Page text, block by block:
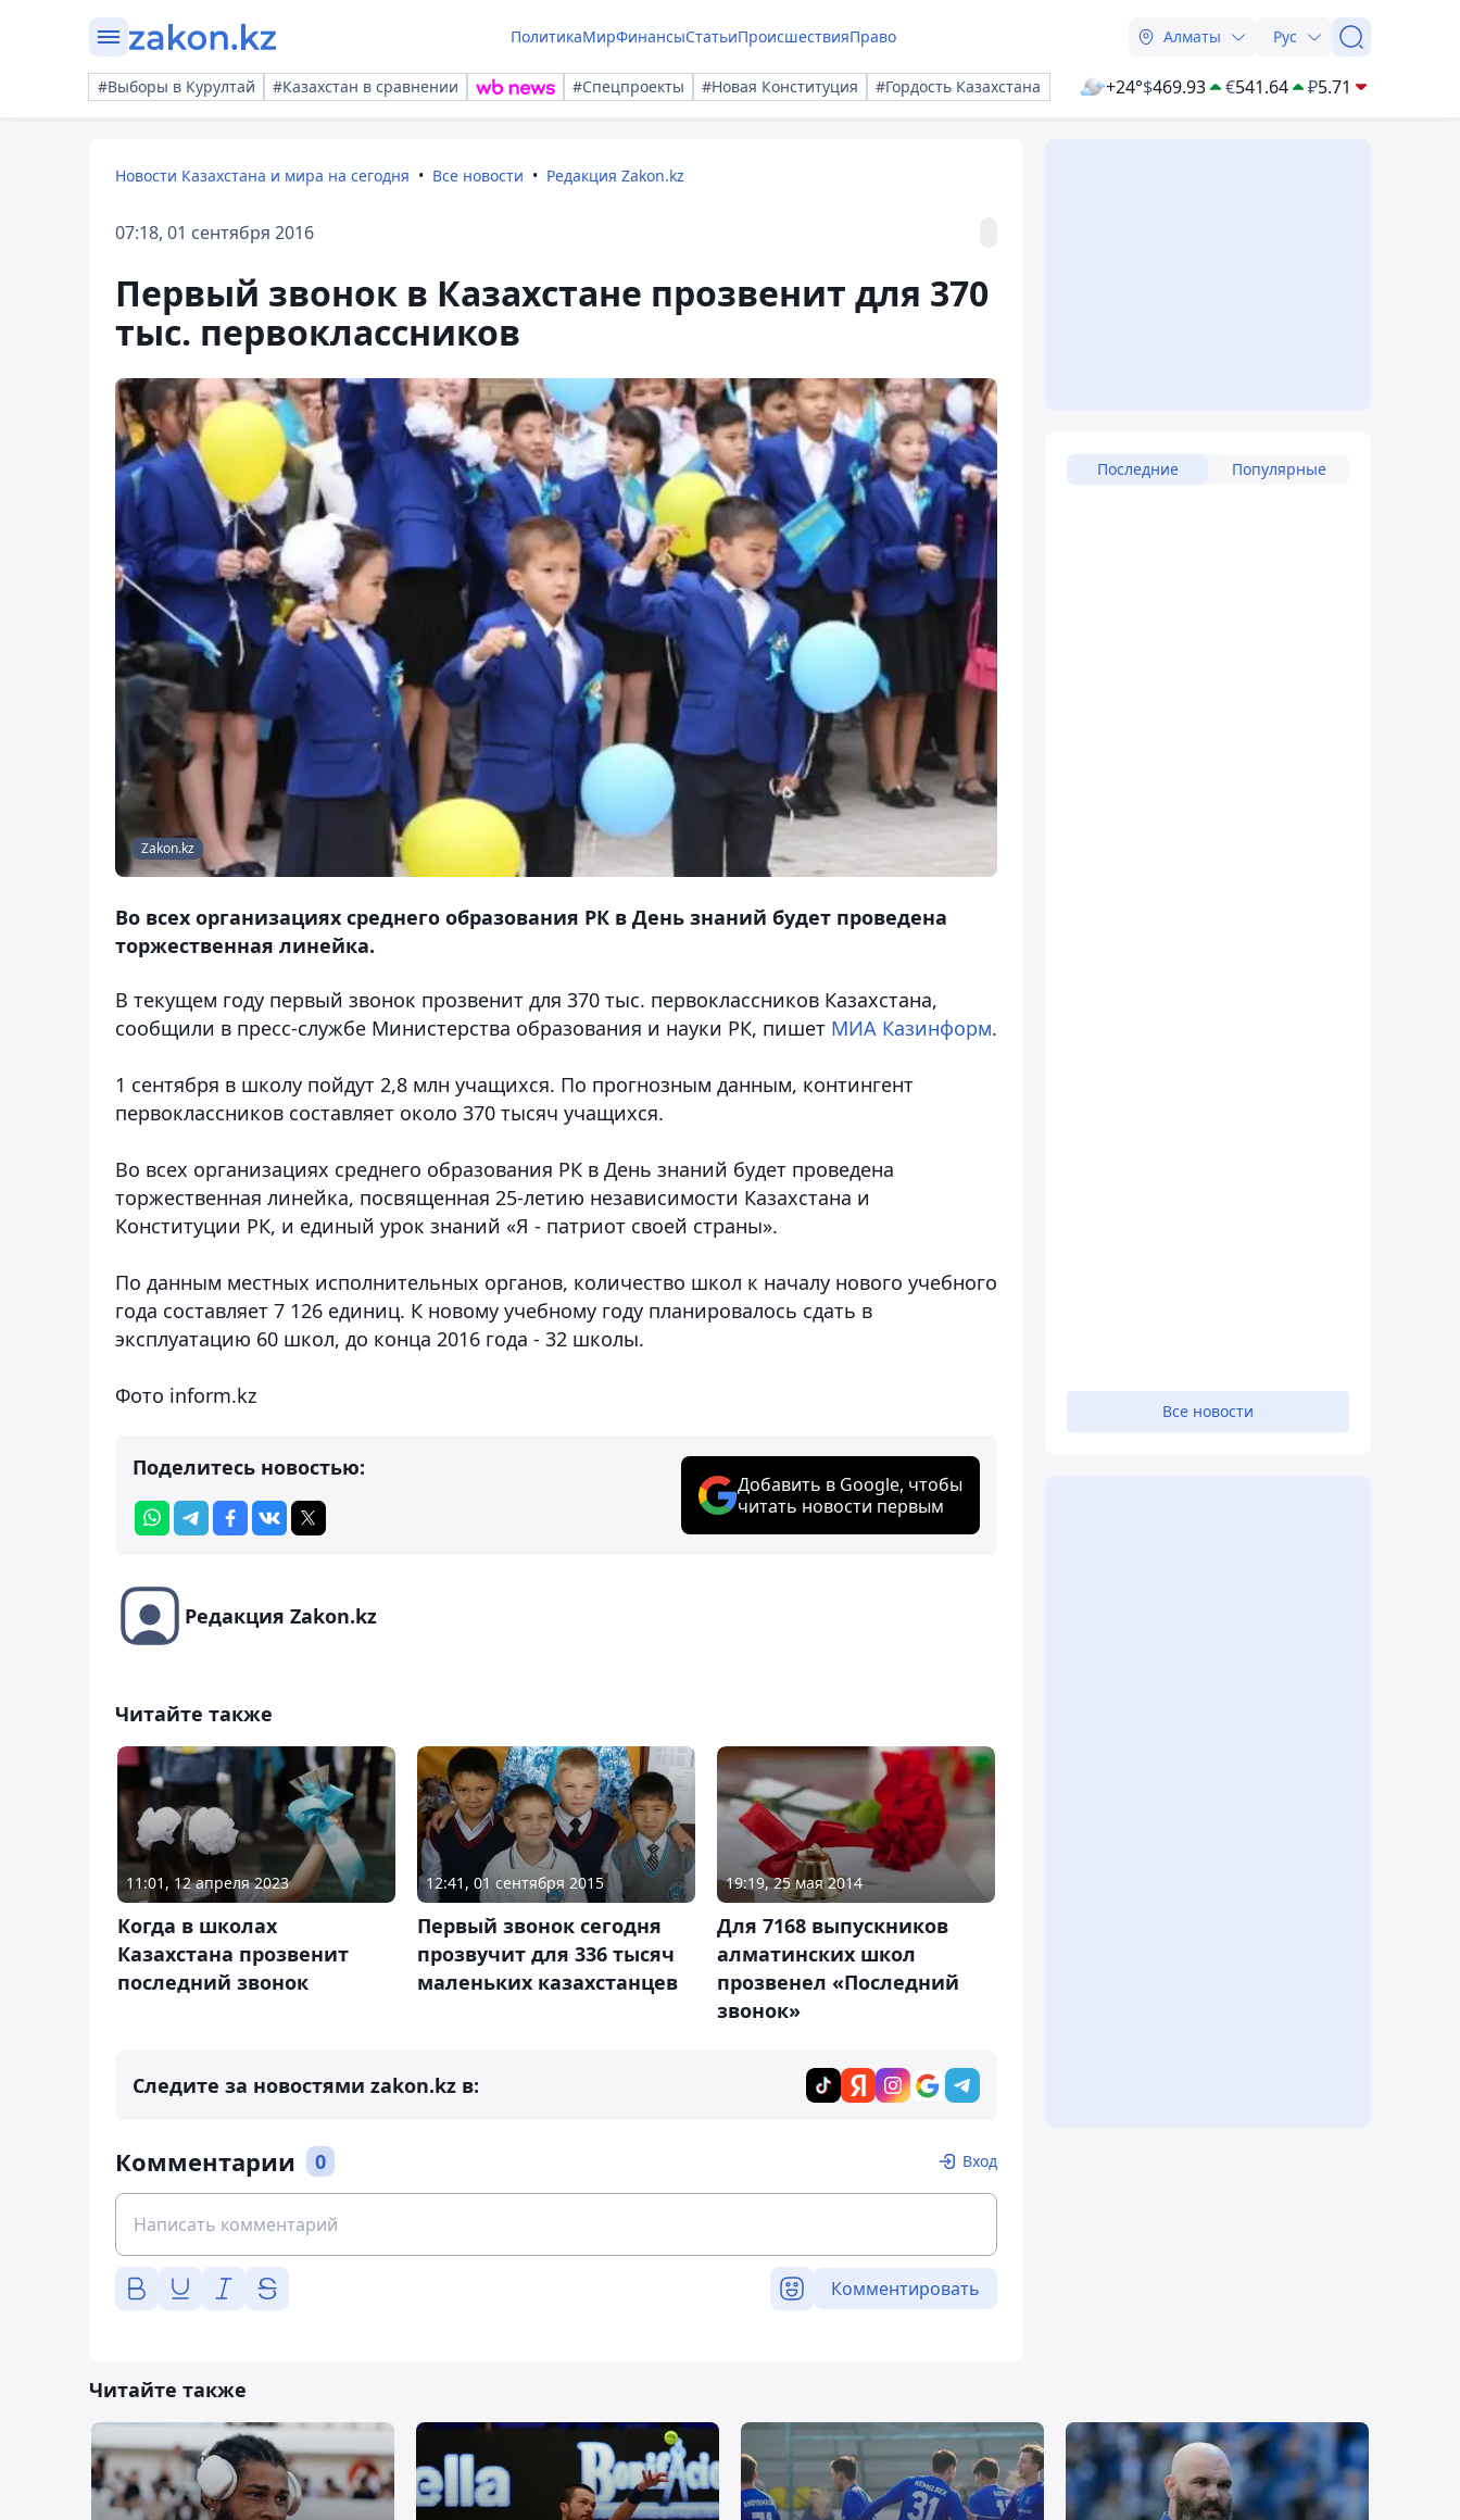
ПолитикаМирФинансыСтатьиПроисшествияПраво Алматы Рус
#Выборы в Курултай #Казахстан в сравнении #Спецпроекты #Новая Конституция #Гордость Казахстана +24°$469.93 €541.64 ₽5.71
Новости Казахстана и мира на сегодня Все новости Редакция Zakon.kz
07:18, 01 сентября 2016
Первый звонок в Казахстане прозвенит для 370
тыс. первоклассников
Zakon.kz
Во всех организациях среднего образования РК в День знаний будет проведена
торжественная линейка.
В текущем году первый звонок прозвенит для 370 тыс. первоклассников Казахстана,
сообщили в пресс-службе Министерства образования и науки РК, пишет МИА Казинформ.
1 сентября в школу пойдут 2,8 млн учащихся. По прогнозным данным, контингент
первоклассников составляет около 370 тысяч учащихся.
Во всех организациях среднего образования РК в День знаний будет проведена
торжественная линейка, посвященная 25-летию независимости Казахстана и
Конституции РК, и единый урок знаний «Я - патриот своей страны».
По данным местных исполнительных органов, количество школ к началу нового учебного
года составляет 7 126 единиц. К новому учебному году планировалось сдать в
эксплуатацию 60 школ, до конца 2016 года - 32 школы.
Фото inform.kz
Поделитесь новостью:
Добавить в Google, чтобы
читать новости первым
Редакция Zakon.kz
Читайте также
11:01, 12 апреля 2023
Когда в школах
Казахстана прозвенит
последний звонок
12:41, 01 сентября 2015
Первый звонок сегодня
прозвучит для 336 тысяч
маленьких казахстанцев
19:19, 25 мая 2014
Для 7168 выпускников
алматинских школ
прозвенел «Последний
звонок»
Следите за новостями zakon.kz в:
Комментарии 0 Вход
Комментировать
Последние Популярные
Все новости
Читайте также